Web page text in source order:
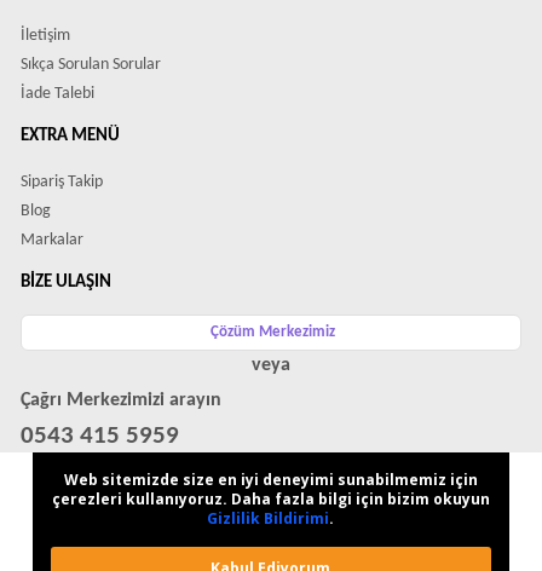
İletişim
Sıkça Sorulan Sorular
İade Talebi
EXTRA MENÜ
Sipariş Takip
Blog
Markalar
BIZE ULAŞIN
Çözüm Merkezimiz
veya
Çağrı Merkezimizi arayın
0543 415 5959
WhatsApp Destek Hattı
Web sitemizde size en iyi deneyimi sunabilmemiz için
çerezleri kullanıyoruz. Daha fazla bilgi için bizim okuyun
Gizlilik Bildirimi.